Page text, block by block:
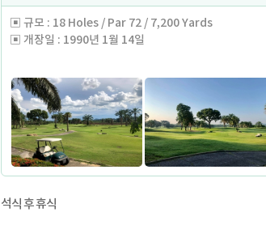
▣ 규모 : 18 Holes / Par 72 / 7,200 Yards
▣ 개장일 : 1990년 1월 14일
태국 칸차나부리에 위치한 미션힐즈cc는 골프전문잡지
100대 명문 골프장 중 하나입니다.
태국 골프장 중 20위안에 드는 골프장으로 잭 니클라
1916년, 미국프로골프협회에 의해 시작되어 세계그랜
태국 골프장 중 최초로 PGA 기준 코스에 합격한 골프장
300야드의 길고 넓은 천연잔디와 거대한 호수로 둘러
시끄러운 도심과는 다른 조용하고 차분한 자연속에서
석식 후 휴식